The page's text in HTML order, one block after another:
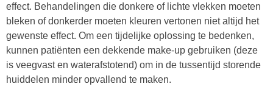
effect. Behandelingen die donkere of lichte vlekken moeten
bleken of donkerder moeten kleuren vertonen niet altijd het
gewenste effect. Om een tijdelijke oplossing te bedenken,
kunnen patiënten een dekkende make-up gebruiken (deze
is veegvast en waterafstotend) om in de tussentijd storende
huiddelen minder opvallend te maken.